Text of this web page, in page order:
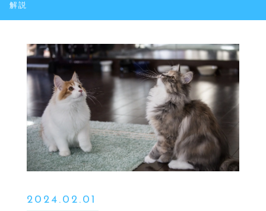
解説
2024.02.01